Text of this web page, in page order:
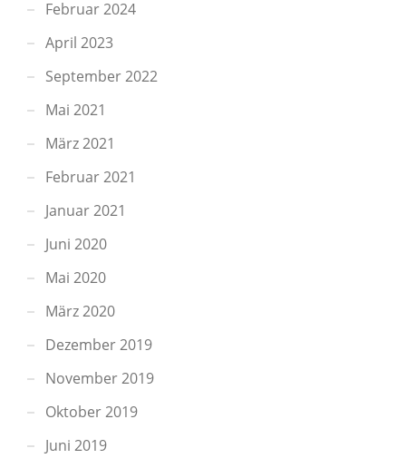
Februar 2024
April 2023
September 2022
Mai 2021
März 2021
Februar 2021
Januar 2021
Juni 2020
Mai 2020
März 2020
Dezember 2019
November 2019
Oktober 2019
Juni 2019